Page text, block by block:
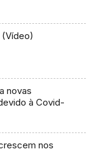
novas
à Covid-
nos